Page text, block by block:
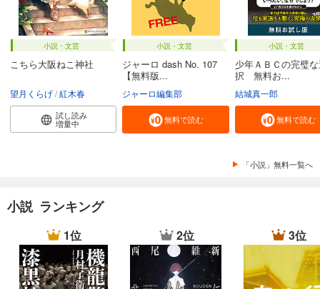
小説・文芸
こちら大阪ねこ神社
望月くらげ 紅木春
試し読み
増量中
小説・文芸
ジャーロ dash No. 107
【無料版...
ジャーロ編集部
無料で読む
小説・文芸
少年ＡＢＣの完璧
択 無料お...
結城真一郎
無料で読む
「小説」無料一覧へ
小説 ランキング
1位 2位 3位